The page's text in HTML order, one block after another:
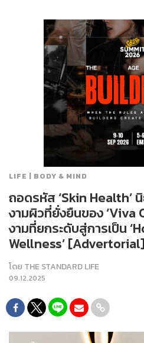
LIFE | BODY & MIND
ถอดรหัส ‘Skin Health’
งามผิวที่ยั่งยืนของ ‘Viva
งามที่ยกระดับสู่การเป็น
Wellness’ [Advertorial]
โดย THE STANDARD LIFE
09.12.2025